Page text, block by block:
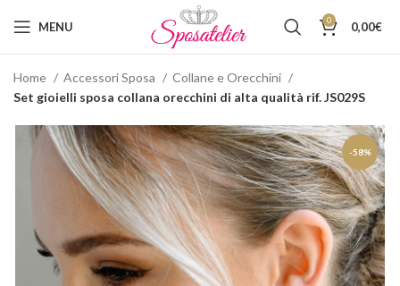
MENU 0 0,00€
Home Accessori Sposa
Collane e Orecchini
Set gioielli sposa collana orecchini di alta qualità rif. JS029S
-58%